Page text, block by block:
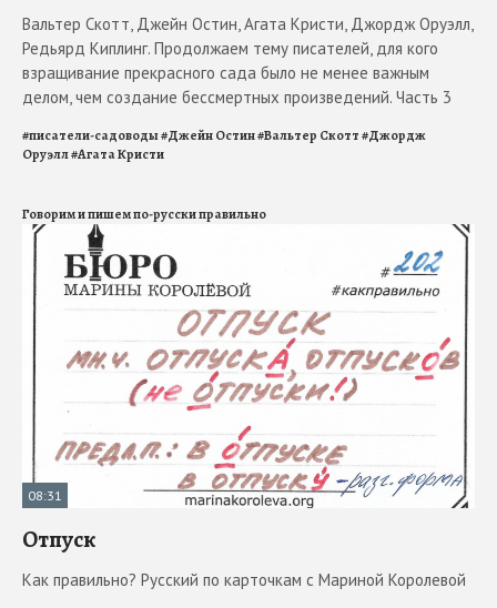
Вальтер Скотт, Джейн Остин, Агата Кристи, Джордж Оруэлл,
Редьярд Киплинг. Продолжаем тему писателей, для кого
взращивание прекрасного сада было не менее важным
делом, чем создание бессмертных произведений. Часть 3
#писатели-садоводы#Джейн Остин#Вальтер Скотт#Джордж
Оруэлл#Агата Кристи
Говорим и пишем по-русски правильно
08:31
Отпуск
Как правильно? Русский по карточкам с Мариной Королевой